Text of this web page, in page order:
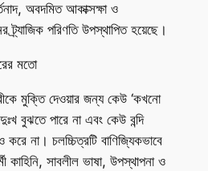
অবদমিত আকাক্সক্ষা ও
ট্র্যাজিক পরিণতি উপস্থাপিত হয়েছে।
মতো
মুক্তি দেওয়ার জন্য কেউ ‘কখনো
বুঝতে পারে না এবং কেউ বন্দি
না। চলচ্চিত্রটি বাণিজ্যিকভাবে
কাহিনি, সাবলীল ভাষা, উপস্থাপনা ও